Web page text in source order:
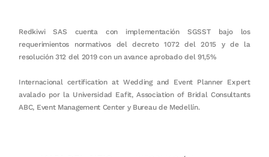
Redkiwi SAS cuenta con implementación SGSST bajo los
requerimientos normativos del decreto 1072 del 2015 y de la
resolución 312 del 2019 con un avance aprobado del 91,5%
Internacional certification at Wedding and Event Planner Expert
avalado por la Universidad Eafit, Association of Bridal Consultants
ABC, Event Management Center y Bureau de Medellín.